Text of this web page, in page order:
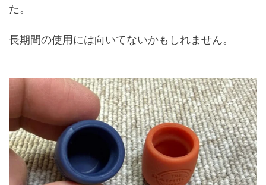
た。
長期間の使用には向いてないかもしれません。